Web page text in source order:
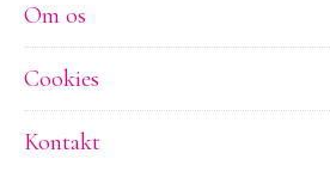
Om os
Cookies
Kontakt